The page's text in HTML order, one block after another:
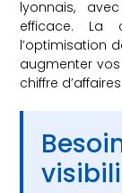
lyonnais,
efficace. La
l’optimisation
augmenter
chiffre d’affaires.